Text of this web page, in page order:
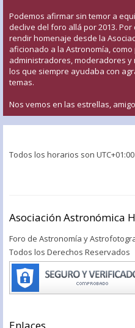
Podemos afirmar sin temor a
declive del foro allá por 2013.
rendir homenaje desde la
aficionado a la Astronomía,
administradores, moderadores
los que siempre ayudaba con
temas.
Nos vemos en las estrellas, amigo
Todos los horarios son UTC+01:00
Asociación Astronómica
Foro de Astronomía y
Todos los Derechos Reservados